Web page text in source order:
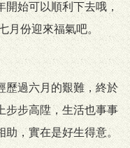
開始可以順利下去哦，
月份迎來福氣吧。
歷過六月的艱難，終於
步步高陞，生活也事事
助，實在是好生得意。